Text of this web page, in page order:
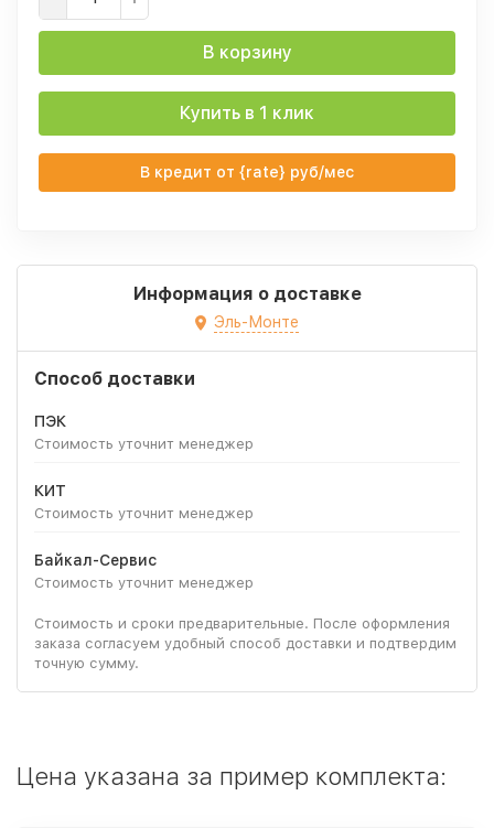
В корзину
Купить в 1 клик
В кредит от {rate} руб/мес
Информация о доставке
Эль-Монте
Способ доставки
ПЭК
Стоимость уточнит менеджер
КИТ
Стоимость уточнит менеджер
Байкал-Сервис
Стоимость уточнит менеджер
Стоимость и сроки предварительные. После оформления
заказа согласуем удобный способ доставки и подтвердим
точную сумму.
Цена указана за пример комплекта: